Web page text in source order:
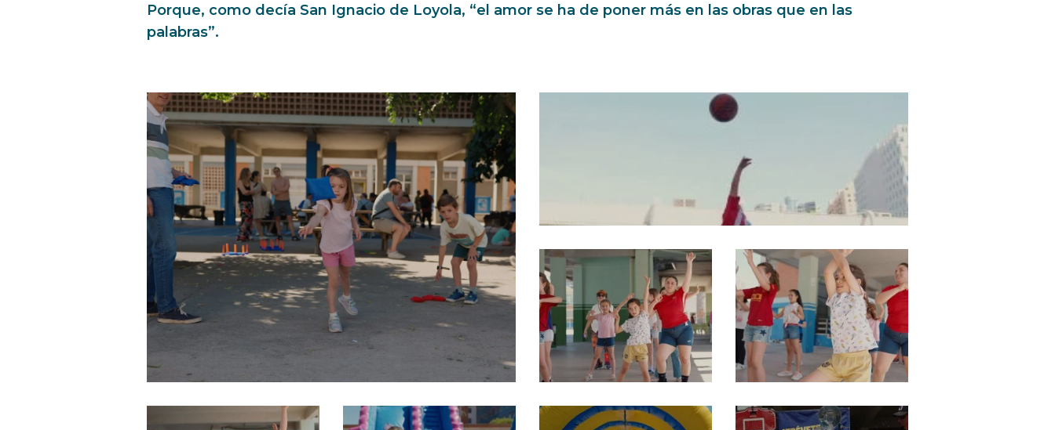
Porque, como decía San Ignacio de Loyola, “el amor se ha de poner más en las obras que en las
palabras”.